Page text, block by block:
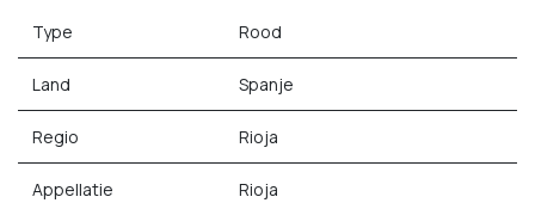
Type Rood
Land Spanje
Regio Rioja
Appellatie Rioja